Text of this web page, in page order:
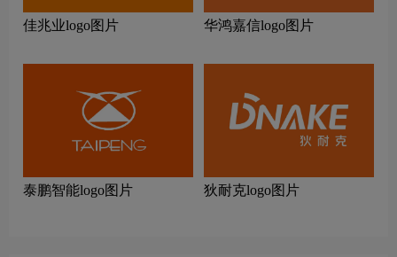
佳兆业logo图片 华鸿嘉信logo图片
泰鹏智能logo图片 狄耐克logo图片